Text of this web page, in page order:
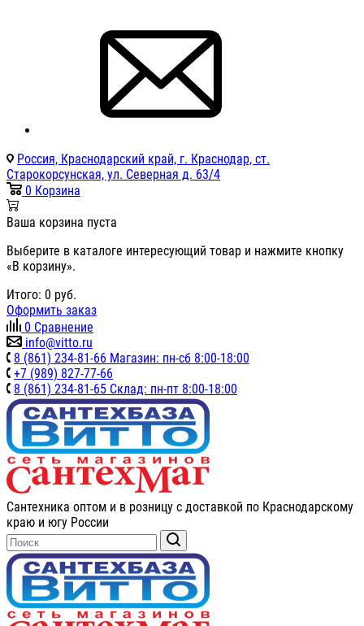
Россия, Краснодарский край, г. Краснодар, ст.
Старокорсунская, ул. Северная д. 63/4
0 Корзина
Ваша корзина пуста
Выберите в каталоге интересующий товар и нажмите кнопку
«В корзину».
Итого: 0 руб.
Оформить заказ
0 Сравнение
info@vitto.ru
8 (861) 234-81-66 Магазин: пн-сб 8:00-18:00
+7 (989) 827-77-66
8 (861) 234-81-65 Склад: пн-пт 8:00-18:00
Сантехника оптом и в розницу с доставкой по Краснодарскому
краю и югу России